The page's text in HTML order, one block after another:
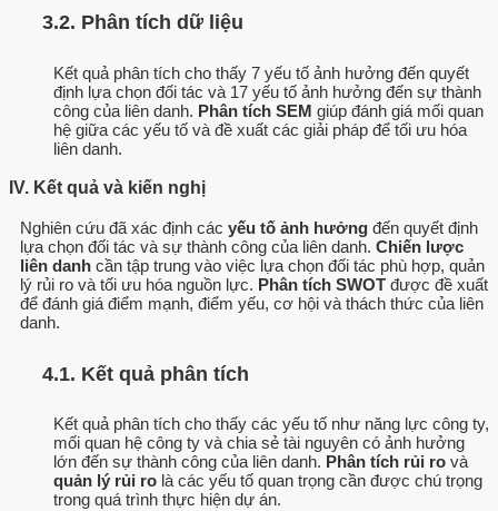
3.2. Phân tích dữ liệu
Kết quả phân tích cho thấy 7 yếu tố ảnh hưởng đến quyết
định lựa chọn đối tác và 17 yếu tố ảnh hưởng đến sự thành
công của liên danh. Phân tích SEM giúp đánh giá mối quan
hệ giữa các yếu tố và đề xuất các giải pháp để tối ưu hóa
liên danh.
IV. Kết quả và kiến nghị
Nghiên cứu đã xác định các yếu tố ảnh hưởng đến quyết định
lựa chọn đối tác và sự thành công của liên danh. Chiến lược
liên danh cần tập trung vào việc lựa chọn đối tác phù hợp, quản
lý rủi ro và tối ưu hóa nguồn lực. Phân tích SWOT được đề xuất
để đánh giá điểm mạnh, điểm yếu, cơ hội và thách thức của liên
danh.
4.1. Kết quả phân tích
Kết quả phân tích cho thấy các yếu tố như năng lực công ty,
mối quan hệ công ty và chia sẻ tài nguyên có ảnh hưởng
lớn đến sự thành công của liên danh. Phân tích rủi ro và
quản lý rủi ro là các yếu tố quan trọng cần được chú trọng
trong quá trình thực hiện dự án.